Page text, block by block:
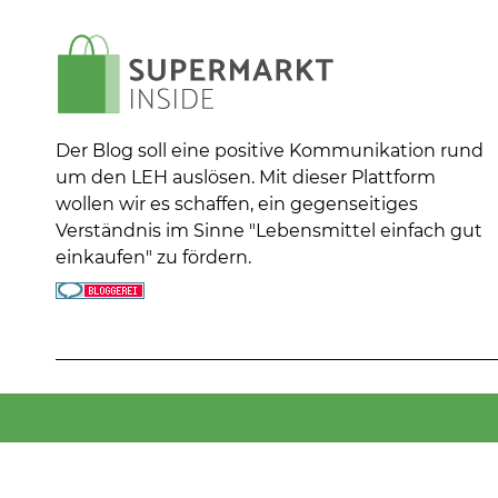
Der Blog soll eine positive Kommunikation rund
um den LEH auslösen. Mit dieser Plattform
wollen wir es schaffen, ein gegenseitiges
Verständnis im Sinne "Lebensmittel einfach gut
einkaufen" zu fördern.